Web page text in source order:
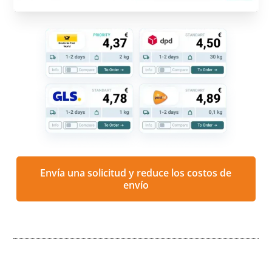
Envía una solicitud y reduce los costos de
envío